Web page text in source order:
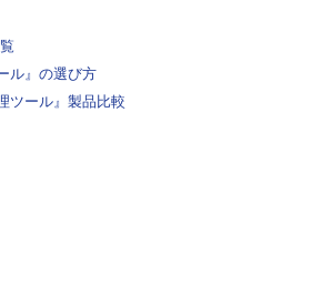
ル』の選び方
ツール』製品比較